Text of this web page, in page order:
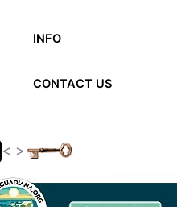
INFO
CONTACT US
< >